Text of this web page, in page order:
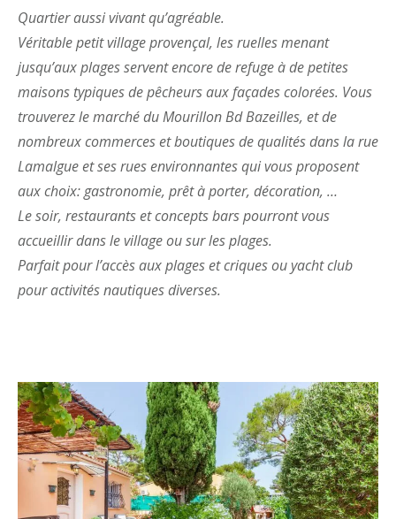
Quartier aussi vivant qu’agréable.
Véritable petit village provençal, les ruelles menant
jusqu’aux plages servent encore de refuge à de petites
maisons typiques de pêcheurs aux façades colorées. Vous
trouverez le marché du Mourillon Bd Bazeilles, et de
nombreux commerces et boutiques de qualités dans la rue
Lamalgue et ses rues environnantes qui vous proposent
aux choix: gastronomie, prêt à porter, décoration, …
Le soir, restaurants et concepts bars pourront vous
accueillir dans le village ou sur les plages.
Parfait pour l’accès aux plages et criques ou yacht club
pour activités nautiques diverses.